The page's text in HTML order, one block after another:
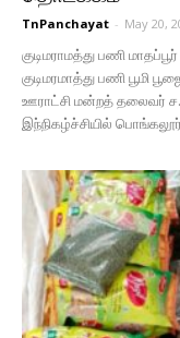
TnPanchayat - May 20,
குடிமராமத்து பணி
குடிமரமாத்து பணி பூமி
ஊராட்சி மன்றத் தலைவர்
இந்நிகழ்ச்சியில்